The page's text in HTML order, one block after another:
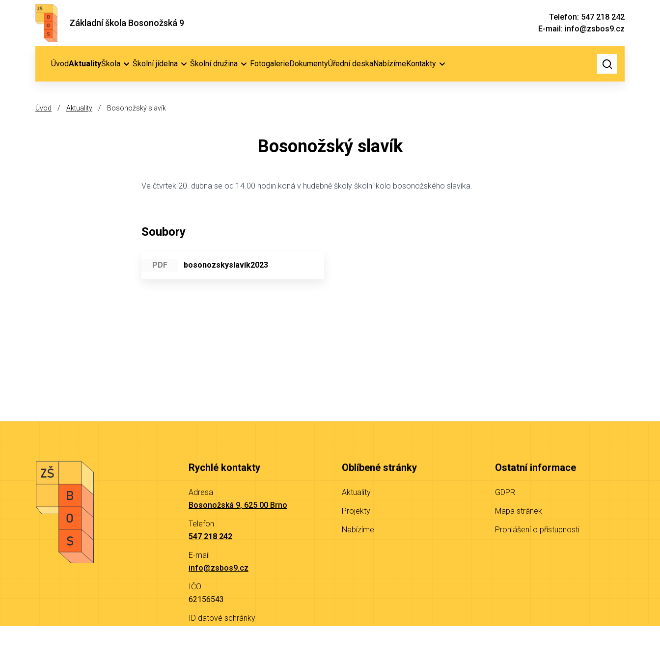
Základní škola Bosonožská 9
Telefon: 547 218 242
E-mail: info@zsbos9.cz
ÚvodAktualityŠkola Školní jídelna Školní družina FotogalerieDokumentyÚřední deskaNabízímeKontakty
Úvod / Aktuality / Bosonožský slavík
Bosonožský slavík
Ve čtvrtek 20. dubna se od 14.00 hodin koná v hudebně školy školní kolo bosonožského slavíka.
Soubory
PDF bosonozskyslavik2023
Rychlé kontakty
Adresa
Bosonožská 9, 625 00 Brno
Telefon
547 218 242
E-mail
info@zsbos9.cz
IČO
62156543
ID datové schránky
Oblíbené stránky
Aktuality
Projekty
Nabízíme
Ostatní informace
GDPR
Mapa stránek
Prohlášení o přístupnosti